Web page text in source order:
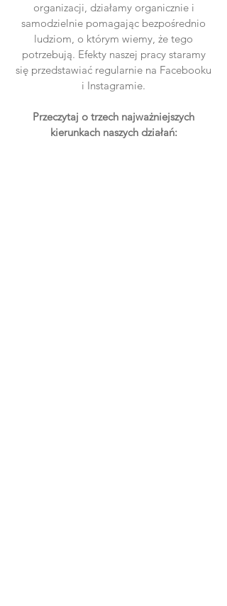
organizacji, działamy organicznie i
samodzielnie pomagając bezpośrednio
ludziom, o którym wiemy, że tego
potrzebują. Efekty naszej pracy staramy
się przedstawiać regularnie na Facebooku
i Instagramie.
Przeczytaj o trzech najważniejszych
kierunkach naszych działań: